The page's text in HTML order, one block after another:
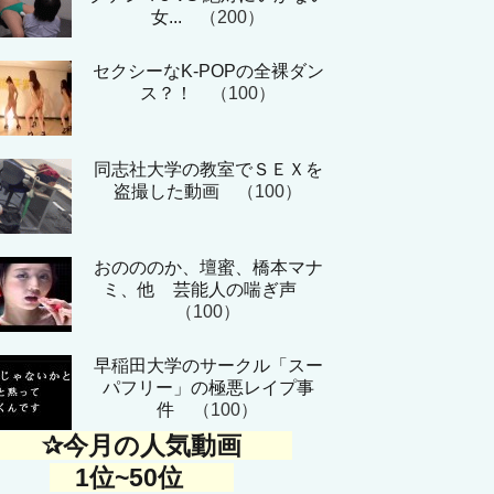
女... （200）
セクシーなK-POPの全裸ダン
ス？！
（100）
同志社大学の教室でＳＥＸを
盗撮した動画 （100）
おのののか、壇蜜、橋本マナ
ミ、他 芸能人の喘ぎ声
（100）
早稲田大学のサークル「スー
パフリー」の極悪レイプ事
件 （100）
今月の人気動画
1位~50位